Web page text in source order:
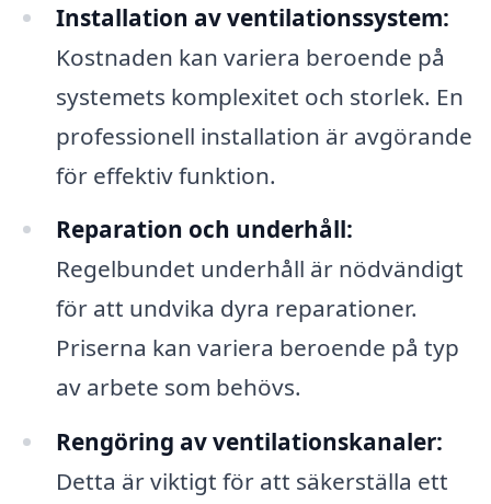
Installation av ventilationssystem:
Kostnaden kan variera beroende på
systemets komplexitet och storlek. En
professionell installation är avgörande
för effektiv funktion.
Reparation och underhåll:
Regelbundet underhåll är nödvändigt
för att undvika dyra reparationer.
Priserna kan variera beroende på typ
av arbete som behövs.
Rengöring av ventilationskanaler:
Detta är viktigt för att säkerställa ett